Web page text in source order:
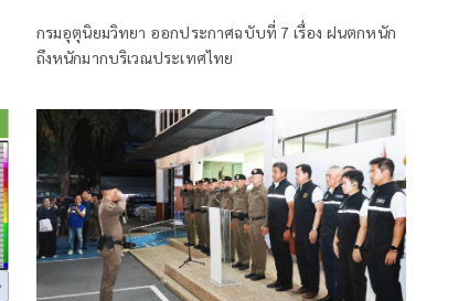
กรมอุตุนิยมวิทยา ออกประกาศฉบับที่ 7 เรื่อง ฝนตกหนัก
ถึงหนักมากบริเวณประเทศไทย